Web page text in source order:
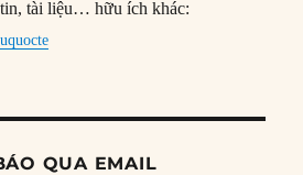
tài liệu… hữu ích khác:
QUA EMAIL